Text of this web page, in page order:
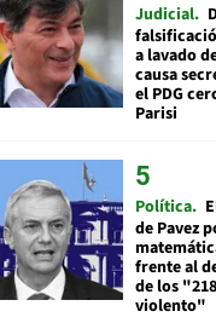
Judicial
a lavado
causa
el PDG
Parisi
Política
de Pavez
frente al
de los
violento"